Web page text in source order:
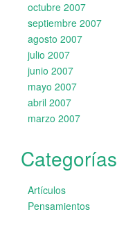
octubre 2007
septiembre 2007
agosto 2007
julio 2007
junio 2007
mayo 2007
abril 2007
marzo 2007
Categorías
Artículos
Pensamientos